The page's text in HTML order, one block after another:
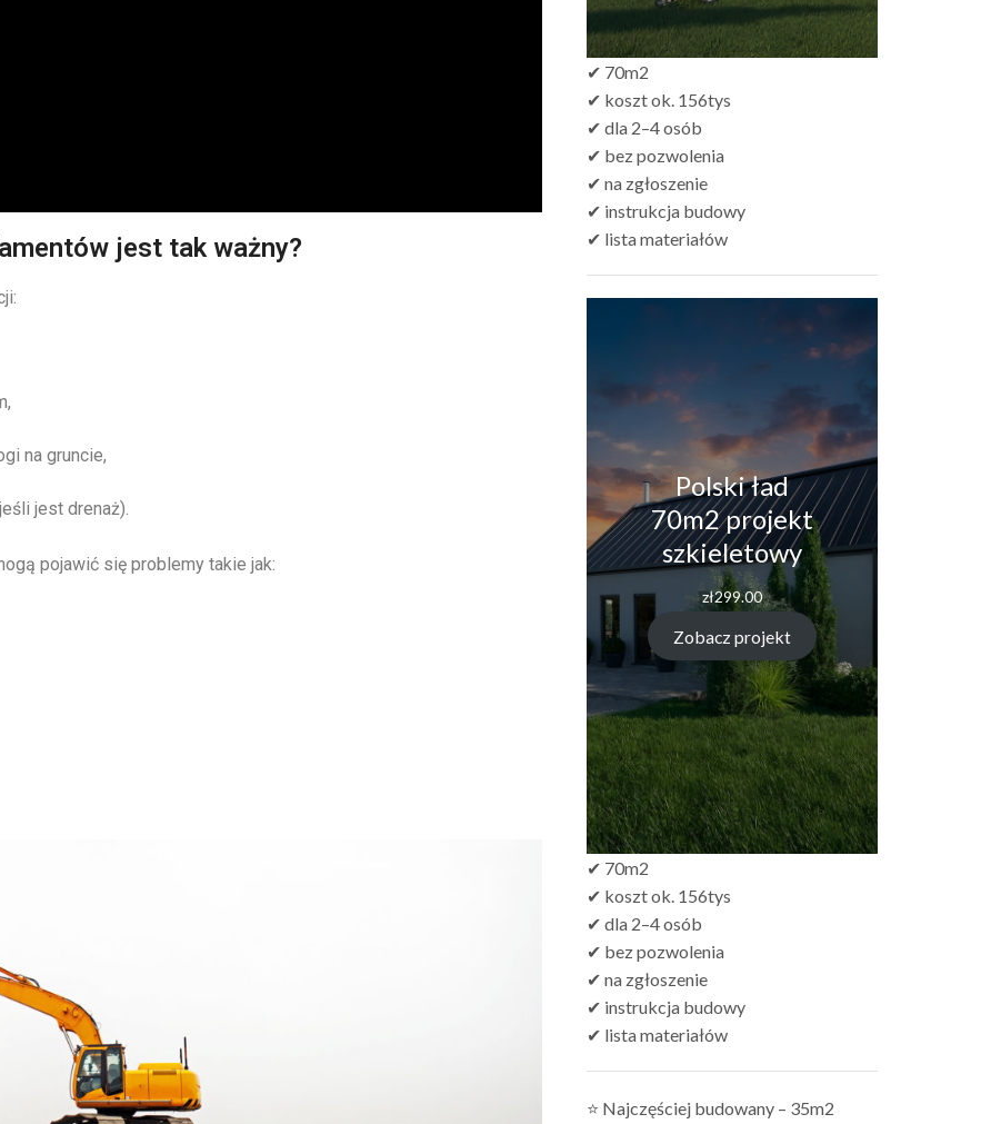
jest tak ważny?
na gruncie,
jest drenaż).
pojawić się problemy takie jak:
✔ 70m2
✔ koszt ok. 156tys
✔ dla 2–4 osób
✔ bez pozwolenia
✔ na zgłoszenie
✔ instrukcja budowy
✔ lista materiałów
Polski ład
70m2 projekt
szkieletowy
zł299.00
Zobacz projekt
✔ 70m2
✔ koszt ok. 156tys
✔ dla 2–4 osób
✔ bez pozwolenia
✔ na zgłoszenie
✔ instrukcja budowy
✔ lista materiałów
⭐ Najczęściej budowany – 35m2